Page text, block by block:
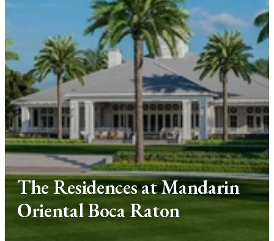
The Residences at Mandarin
Oriental Boca Raton